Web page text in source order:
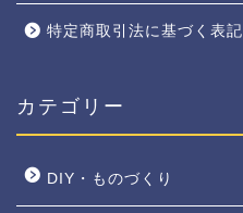
特定商取引法に基づく表記
カテゴリー
DIY・ものづくり